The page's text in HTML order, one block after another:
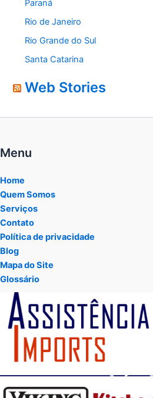
Paraná
Rio de Janeiro
Rio Grande do Sul
Santa Catarina
Web Stories
Menu
Home
Quem Somos
Serviços
Contato
Política de privacidade
Blog
Mapa do Site
Glossário
Tocador
vídeo